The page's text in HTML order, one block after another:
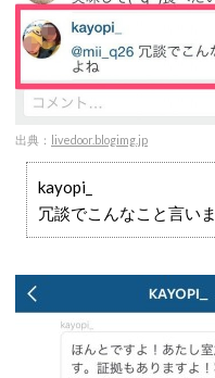
出典： livedoor.blogimg.jp
kayopi_
冗談でこんなこと言い